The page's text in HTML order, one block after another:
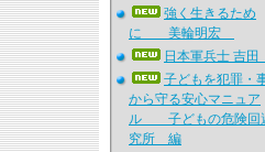
強く生きるため
に 美輪明宏
日本軍兵士 吉
子どもを犯罪・
から守る安心マニュア
ル 子どもの危険回
究所 編